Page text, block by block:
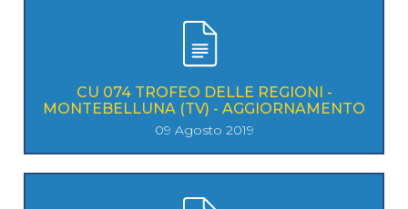
CU 074 TROFEO DELLE REGIONI -
MONTEBELLUNA (TV) - AGGIORNAMENTO
09 Agosto 2019